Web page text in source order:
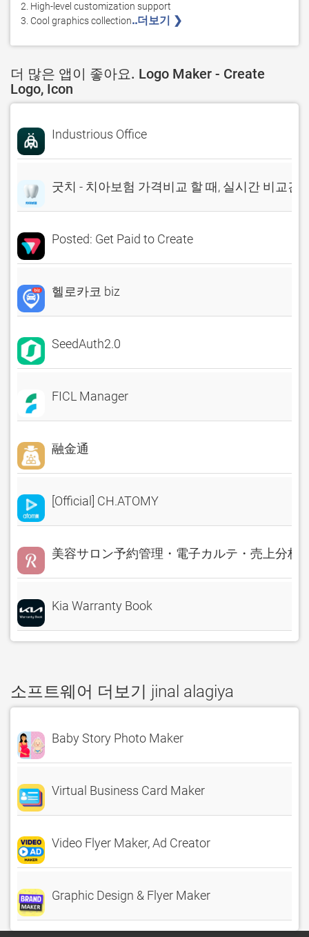
2. High-level customization support
3. Cool graphics collection..더보기 ❯
더 많은 앱이 좋아요. Logo Maker - Create
Logo, Icon
Industrious Office
굿치 - 치아보험 가격비교 할 때, 실시간 비교견
Posted: Get Paid to Create
헬로카코 biz
SeedAuth2.0
FICL Manager
融金通
[Official] CH.ATOMY
美容サロン予約管理・電子カルテ・売上分析
Kia Warranty Book
소프트웨어 더보기 jinal alagiya
Baby Story Photo Maker
Virtual Business Card Maker
Video Flyer Maker, Ad Creator
Graphic Design & Flyer Maker